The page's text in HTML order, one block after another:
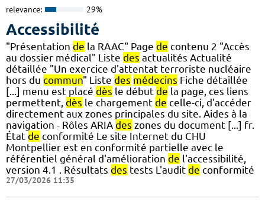
relevance: 29%
Accessibilité
"Présentation de la RAAC" Page de contenu 2 "Accès
au dossier médical" Liste des actualités Actualité
détaillée "Un exercice d'attentat terroriste nucléaire
hors du commun" Liste des médecins Fiche détaillée
[...] menu est placé dès le début de la page, ces liens
permettent, dès le chargement de celle-ci, d'accéder
directement aux zones principales du site. Aides à la
navigation - Rôles ARIA des zones du document [...] fr.
État de conformité Le site Internet du CHU
Montpellier est en conformité partielle avec le
référentiel général d'amélioration de l'accessibilité,
version 4.1 . Résultats des tests L'audit de conformité
27/03/2026 11:35